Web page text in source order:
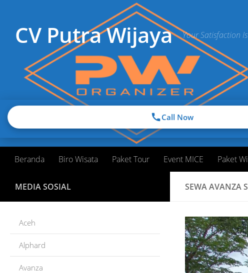
CV Putra Wijaya Your Satisfaction
Beranda Biro Wisata Paket Tour Event MICE Paket
SEWA AVANZA
MEDIA SOSIAL
Aceh
Alphard
Avanza
Call Now